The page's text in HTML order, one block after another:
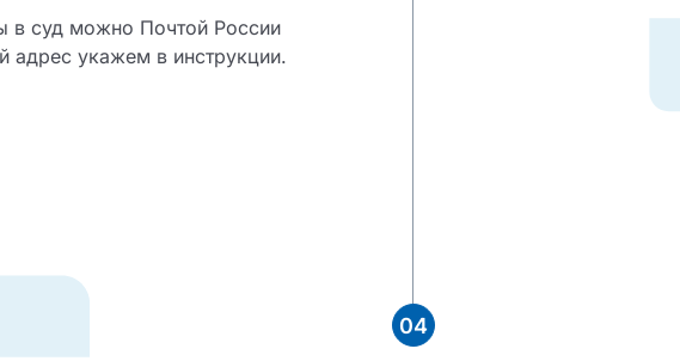
в суд можно Почтой России
адрес укажем в инструкции.
04